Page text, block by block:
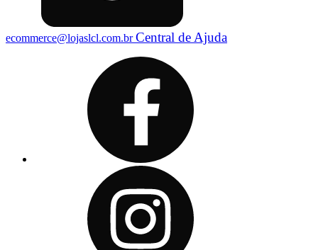
ecommerce@lojaslcl.com.brCentral de Ajuda